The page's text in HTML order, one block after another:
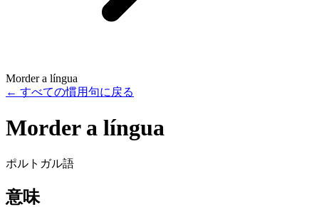
Morder a língua
← すべての慣用句に戻る
Morder a língua
ポルトガル語
意味